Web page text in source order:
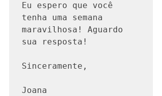
Eu espero que você
tenha uma semana
maravilhosa! Aguardo
sua resposta!
Sinceramente,
Joana